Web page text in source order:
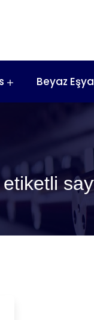
Beyaz Eşya